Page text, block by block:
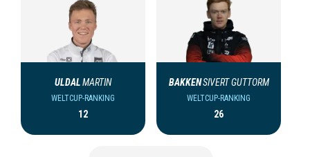
ULDALMARTIN
WELTCUP-RANKING
12
BAKKENSIVERT GUTTORM
WELTCUP-RANKING
26